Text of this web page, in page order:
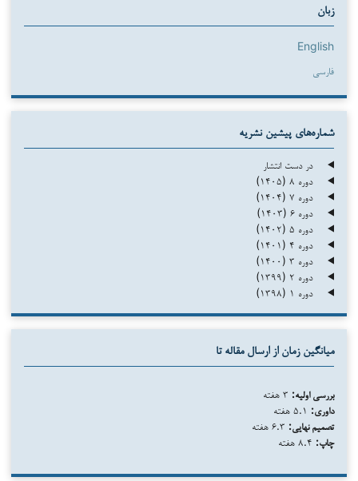
زبان
English
فارسی
شماره‌های پیشین نشریه
در دست انتشار
دوره ۸ (۱۴۰۵)
دوره ۷ (۱۴۰۴)
دوره ۶ (۱۴۰۳)
دوره ۵ (۱۴۰۲)
دوره ۴ (۱۴۰۱)
دوره ۳ (۱۴۰۰)
دوره ۲ (۱۳۹۹)
دوره ۱ (۱۳۹۸)
میانگین زمان از ارسال مقاله تا
بررسی اولیه:
داوری:
تصمیم نهایی:
چاپ: